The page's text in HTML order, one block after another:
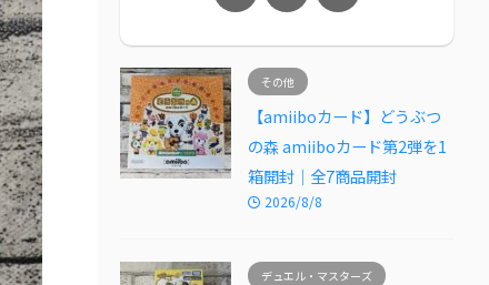
その他
【amiiboカード】どうぶつ
の森 amiiboカード第2弾を1
箱開封｜全7商品開封
2026/8/8
デュエル・マスターズ